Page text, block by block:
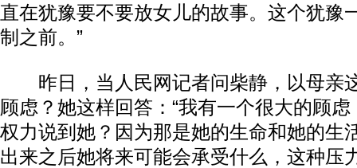
直在犹豫要不要放女儿的故事。这个犹豫
制之前。”
昨日，当人民网记者问柴静，以母亲
顾虑？她这样回答：“我有一个很大的顾
权力说到她？因为那是她的生命和她的生
出来之后她将来可能会承受什么，这种压